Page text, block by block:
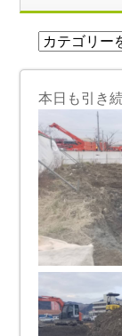
本日も引き